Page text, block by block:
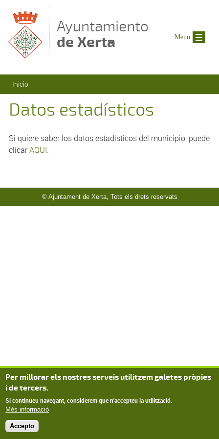
Ayuntamiento
de Xerta
Se encuentra usted aquí
Inicio
Datos estadísticos
Si quiere saber los datos estadísticos del municipio, puede
clicarAQUI.
© Ajuntament de Xerta, Tots els drets reservats
Menu
Per millorar els nostres serveis utilitzem galetes pròpies
i de tercers.
Si continueu navegant, considerem que n'accepteu la utilització.
Més informació
Accepto